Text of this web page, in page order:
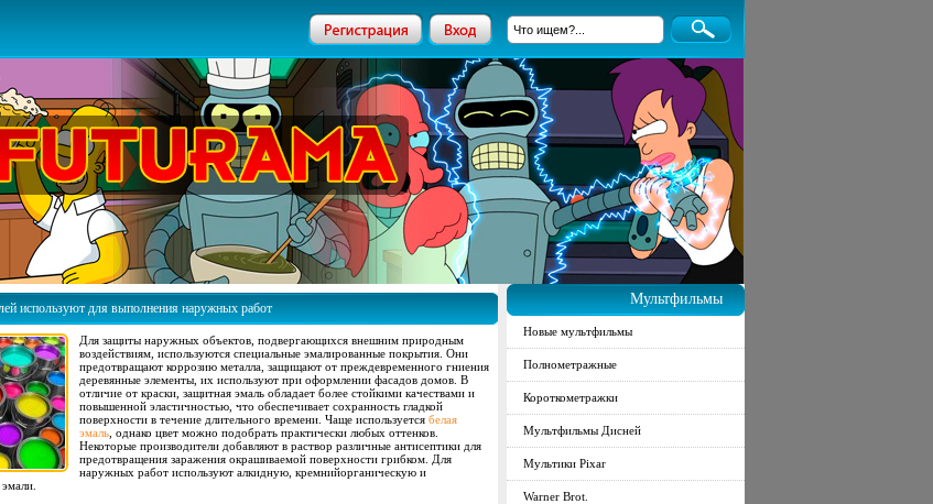
используют для выполнения наружных работ
Для защиты наружных объектов, подвергающихся внешним природным
воздействиям, используются специальные эмалированные покрытия. Они
предотвращают коррозию металла, защищают от преждевременного гниения
деревянные элементы, их используют при оформлении фасадов домов. В
отличие от краски, защитная эмаль обладает более стойкими качествами и
повышенной эластичностью, что обеспечивает сохранность гладкой
поверхности в течение длительного времени. Чаще используется белая
эмаль , однако цвет можно подобрать практически любых оттенков.
Некоторые производители добавляют в раствор различные антисептики для
предотвращения заражения окрашиваемой поверхности грибком. Для
наружных работ используют алкидную, кремнийорганическую и
Мультфильмы
Новые мультфильмы
Полнометражные
Короткометражки
Мультфильмы Дисней
Мультики Pixar
Warner Brot.